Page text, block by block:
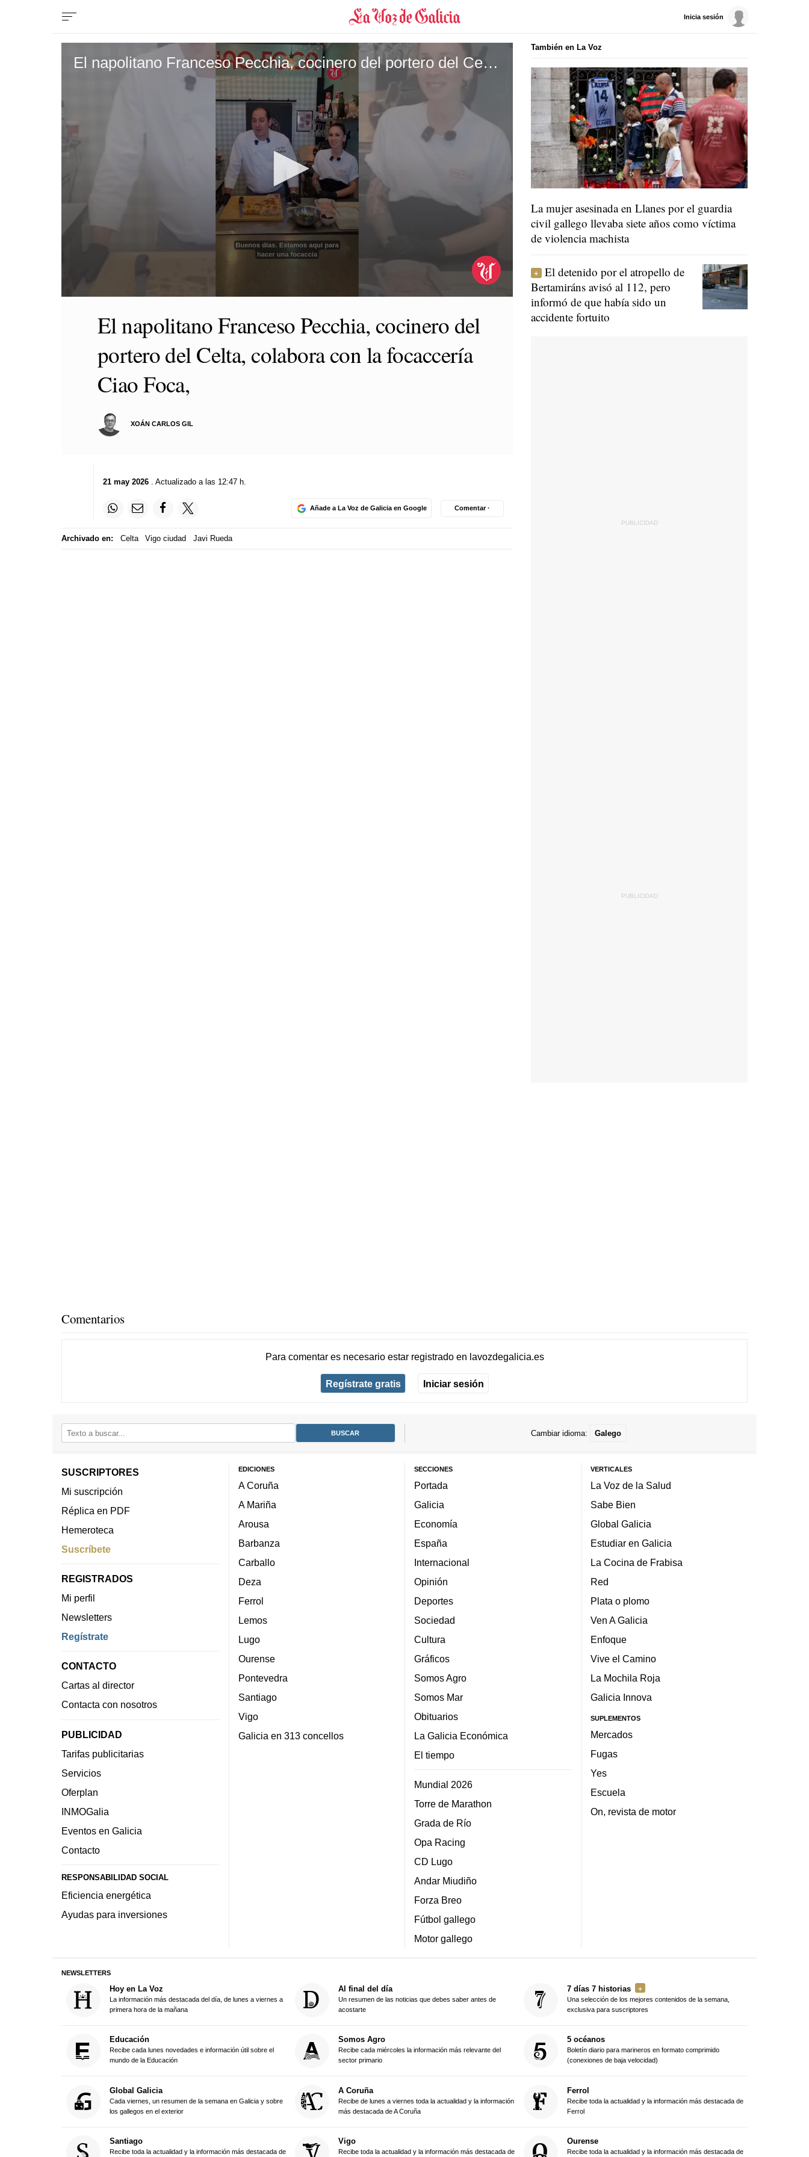
Inicia sesión
El napolitano Franceso Pecchia, cocinero del portero del Celta, colabora con la focaccería Ciao Foca,
El napolitano Franceso Pecchia, cocinero del
portero del Celta, colabora con la focaccería
Ciao Foca,
XOÁN CARLOS GIL
21 may 2026. Actualizado a las 12:47 h.
Añade a La Voz de Galicia en Google Comentar ·
Archivado en: Celta Vigo ciudad Javi Rueda
También en La Voz
La mujer asesinada en Llanes por el guardia
civil gallego llevaba siete años como víctima
de violencia machista
El detenido por el atropello de
Bertamiráns avisó al 112, pero
informó de que había sido un
accidente fortuito
Comentarios
Para comentar es necesario estar registradoen lavozdegalicia.es
Regístrate gratis Iniciar sesión
Cambiar idioma: Galego
SUSCRIPTORES
Mi suscripción
Réplica en PDF
Hemeroteca
Suscríbete
REGISTRADOS
Mi perfil
Newsletters
Regístrate
CONTACTO
Cartas al director
Contacta con nosotros
PUBLICIDAD
Tarifas publicitarias
Servicios
Oferplan
INMOGalia
Eventos en Galicia
Contacto
RESPONSABILIDAD SOCIAL
Eficiencia energética
Ayudas para inversiones
EDICIONES
A Coruña
A Mariña
Arousa
Barbanza
Carballo
Deza
Ferrol
Lemos
Lugo
Ourense
Pontevedra
Santiago
Vigo
Galicia en 313 concellos
SECCIONES
Portada
Galicia
Economía
España
Internacional
Opinión
Deportes
Sociedad
Cultura
Gráficos
Somos Agro
Somos Mar
Obituarios
La Galicia Económica
El tiempo
Mundial 2026
Torre de Marathon
Grada de Río
Opa Racing
CD Lugo
Andar Miudiño
Forza Breo
Fútbol gallego
Motor gallego
VERTICALES
La Voz de la Salud
Sabe Bien
Global Galicia
Estudiar en Galicia
La Cocina de Frabisa
Red
Plata o plomo
Ven A Galicia
Enfoque
Vive el Camino
La Mochila Roja
Galicia Innova
SUPLEMENTOS
Mercados
Fugas
Yes
Escuela
On, revista de motor
NEWSLETTERS
Hoy en La Voz
La información más destacada del día, de lunes a viernes a
primera hora de la mañana
Al final del día
Un resumen de las noticias que debes saber antes de
acostarte
7 días 7 historias
Una selección de los mejores contenidos de la semana,
exclusiva para suscriptores
Educación
Recibe cada lunes novedades e información útil sobre el
mundo de la Educación
Somos Agro
Recibe cada miércoles la información más relevante del
sector primario
5 océanos
Boletín diario para marineros en formato comprimido
(conexiones de baja velocidad)
Global Galicia
Cada viernes, un resumen de la semana en Galicia y sobre
los gallegos en el exterior
A Coruña
Recibe de lunes a viernes toda la actualidad y la información
más destacada de A Coruña
Ferrol
Recibe toda la actualidad y la información más destacada de
Ferrol
Santiago
Recibe toda la actualidad y la información más destacada de
Vigo
Recibe toda la actualidad y la información más destacada de
Ourense
Recibe toda la actualidad y la información más destacada de